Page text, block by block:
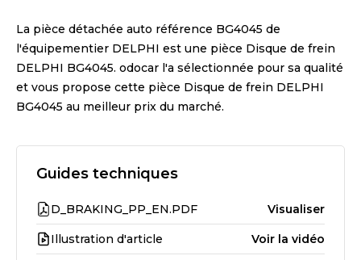
La pièce détachée auto référence BG4045 de
l'équipementier DELPHI est une pièce Disque de frein
DELPHI BG4045. odocar l'a sélectionnée pour sa qualité
et vous propose cette pièce Disque de frein DELPHI
BG4045 au meilleur prix du marché.
Guides techniques
D_BRAKING_PP_EN.PDF Visualiser
Illustration d'article Voir la vidéo